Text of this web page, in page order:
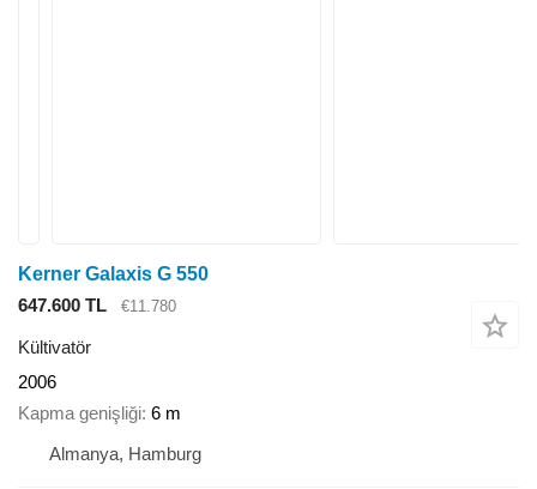
Kerner Galaxis G 550
647.600 TL
€11.780
Kültivatör
2006
Kapma genişliği 6 m
Almanya, Hamburg